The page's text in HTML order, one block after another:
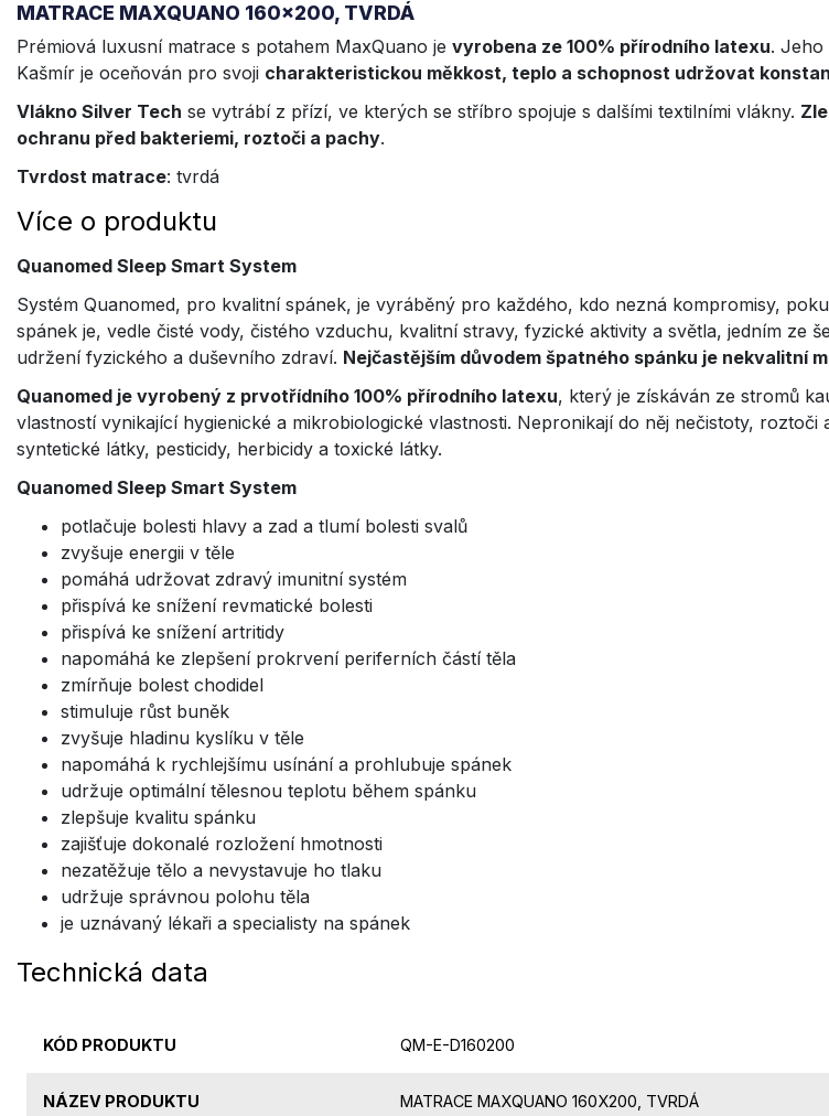
MATRACE MAXQUANO 160x200, TVRDÁ
Prémiová luxusní matrace s potahem MaxQuano je vyrobena ze 100% přírodního latexu. Jeho
Kašmír je oceňován pro svoji charakteristickou měkkost, teplo a schopnost udržovat
Vlákno Silver Tech se vytrábí z přízí, ve kterých se stříbro spojuje s dalšími textilními vlákny.
ochranu před bakteriemi, roztoči a pachy.
Tvrdost matrace: tvrdá
Více o produktu
Quanomed Sleep Smart System
Systém Quanomed, pro kvalitní spánek, je vyráběný pro každého, kdo nezná kompromisy,
spánek je, vedle čisté vody, čistého vzduchu, kvalitní stravy, fyzické aktivity a světla, jedním ze
udržení fyzického a duševního zdraví. Nejčastějším důvodem špatného spánku je nekvalitní
Quanomed je vyrobený z prvotřídního 100% přírodního latexu, který je získáván ze stromů
vlastností vynikající hygienické a mikrobiologické vlastnosti. Nepronikají do něj nečistoty,
syntetické látky, pesticidy, herbicidy a toxické látky.
Quanomed Sleep Smart System
potlačuje bolesti hlavy a zad a tlumí bolesti svalů
zvyšuje energii v těle
pomáhá udržovat zdravý imunitní systém
přispívá ke snížení revmatické bolesti
přispívá ke snížení artritidy
napomáhá ke zlepšení prokrvení periferních částí těla
zmírňuje bolest chodidel
stimuluje růst buněk
zvyšuje hladinu kyslíku v těle
napomáhá k rychlejšímu usínání a prohlubuje spánek
udržuje optimální tělesnou teplotu během spánku
zlepšuje kvalitu spánku
zajišťuje dokonalé rozložení hmotnosti
nezatěžuje tělo a nevystavuje ho tlaku
udržuje správnou polohu těla
je uznávaný lékaři a specialisty na spánek
Technická data
KÓD PRODUKTU QM-E-D160200
NÁZEV PRODUKTU MATRACE MAXQUANO 160X200, TVRDÁ